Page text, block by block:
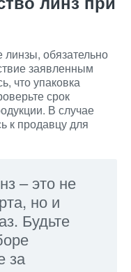
линзы, обязательно
заявленным
что упаковка
срок
В случае
к продавцу для
– это не
но и
Будьте
за